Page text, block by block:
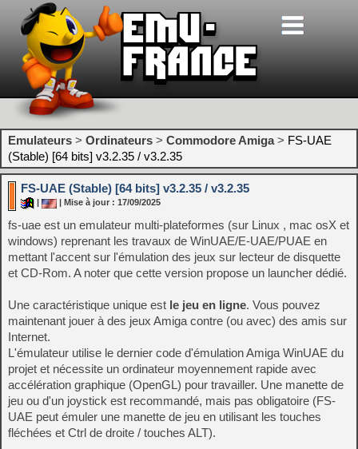
Emulateurs > Ordinateurs > Commodore Amiga> FS-UAE
(Stable) [64 bits] v3.2.35 / v3.2.35
FS-UAE (Stable) [64 bits] v3.2.35 / v3.2.35
| Mise à jour : 17/09/2025
fs-uae est un emulateur multi-plateformes (sur Linux , mac osX et
windows) reprenant les travaux de WinUAE/E-UAE/PUAE en
mettant l'accent sur l'émulation des jeux sur lecteur de disquette
et CD-Rom. A noter que cette version propose un launcher dédié.
Une caractéristique unique est le jeu en ligne. Vous pouvez
maintenant jouer à des jeux Amiga contre (ou avec) des amis sur
Internet.
L'émulateur utilise le dernier code d'émulation Amiga WinUAE du
projet et nécessite un ordinateur moyennement rapide avec
accélération graphique (OpenGL) pour travailler. Une manette de
jeu ou d'un joystick est recommandé, mais pas obligatoire (FS-
UAE peut émuler une manette de jeu en utilisant les touches
fléchées et Ctrl de droite / touches ALT).